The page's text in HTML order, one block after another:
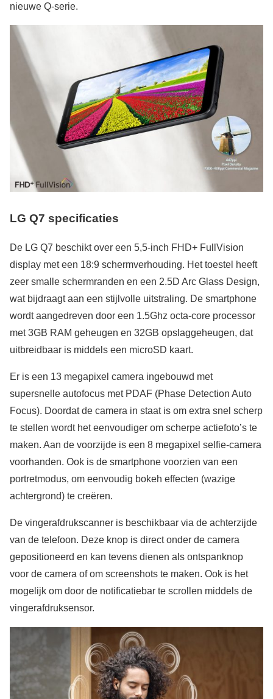
nieuwe Q-serie.
LG Q7 specificaties
De LG Q7 beschikt over een 5,5-inch FHD+ FullVision
display met een 18:9 schermverhouding. Het toestel heeft
zeer smalle schermranden en een 2.5D Arc Glass Design,
wat bijdraagt aan een stijlvolle uitstraling. De smartphone
wordt aangedreven door een 1.5Ghz octa-core processor
met 3GB RAM geheugen en 32GB opslaggeheugen, dat
uitbreidbaar is middels een microSD kaart.
Er is een 13 megapixel camera ingebouwd met
supersnelle autofocus met PDAF (Phase Detection Auto
Focus). Doordat de camera in staat is om extra snel scherp
te stellen wordt het eenvoudiger om scherpe actiefoto’s te
maken. Aan de voorzijde is een 8 megapixel selfie-camera
voorhanden. Ook is de smartphone voorzien van een
portretmodus, om eenvoudig bokeh effecten (wazige
achtergrond) te creëren.
De vingerafdrukscanner is beschikbaar via de achterzijde
van de telefoon. Deze knop is direct onder de camera
gepositioneerd en kan tevens dienen als ontspanknop
voor de camera of om screenshots te maken. Ook is het
mogelijk om door de notificatiebar te scrollen middels de
vingerafdruksensor.